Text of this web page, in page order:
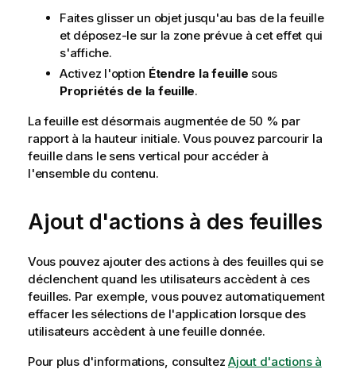
Faites glisser un objet jusqu'au bas de la feuille
et déposez-le sur la zone prévue à cet effet qui
s'affiche.
Activez l'option Étendre la feuille sous
Propriétés de la feuille.
La feuille est désormais augmentée de 50 % par
rapport à la hauteur initiale. Vous pouvez parcourir la
feuille dans le sens vertical pour accéder à
l'ensemble du contenu.
Ajout d'actions à des feuilles
Vous pouvez ajouter des actions à des feuilles qui se
déclenchent quand les utilisateurs accèdent à ces
feuilles. Par exemple, vous pouvez automatiquement
effacer les sélections de l'application lorsque des
utilisateurs accèdent à une feuille donnée.
Pour plus d'informations, consultez Ajout d'actions à